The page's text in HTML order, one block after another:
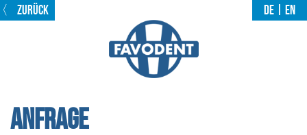
DE EN
ZURÜCK
Anfrage